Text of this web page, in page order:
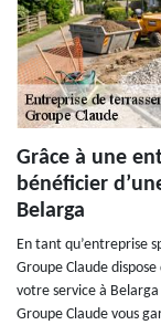
Grâce à une
bénéficier
Belarga
En tant qu’entreprise
Groupe Claude
votre service à
Groupe Claude vous